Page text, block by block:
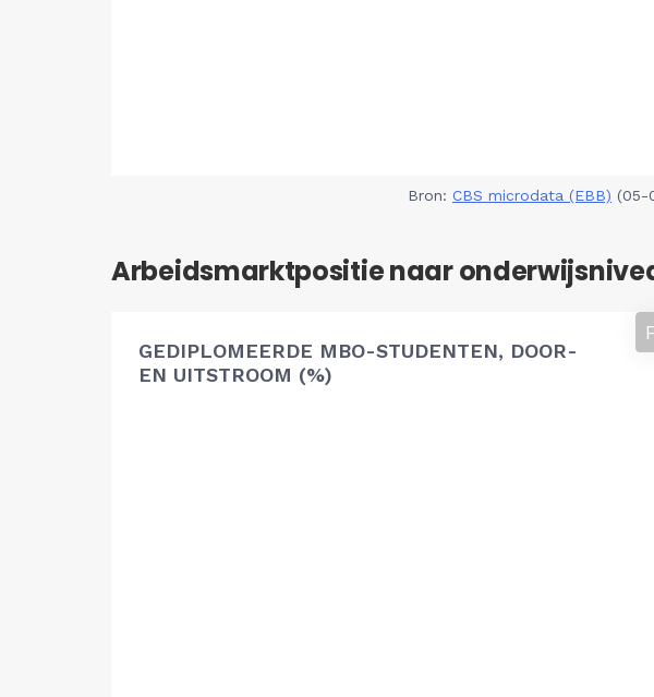
Bron: CBS microdata (EBB) (05-
Arbeidsmarktpositie naar
GEDIPLOMEERDE MBO-STUDENTEN, DOOR-
EN UITSTROOM (%)